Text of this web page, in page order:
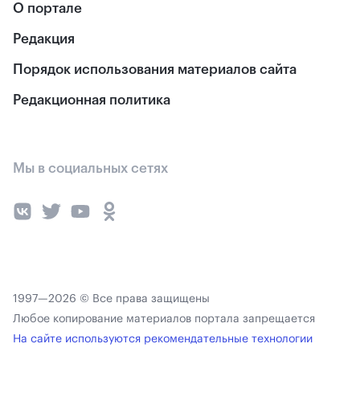
О портале
Редакция
Порядок использования материалов сайта
Редакционная политика
Мы в социальных сетях
1997—2026 © Все права защищены
Любое копирование материалов портала запрещается
На сайте используются рекомендательные технологии